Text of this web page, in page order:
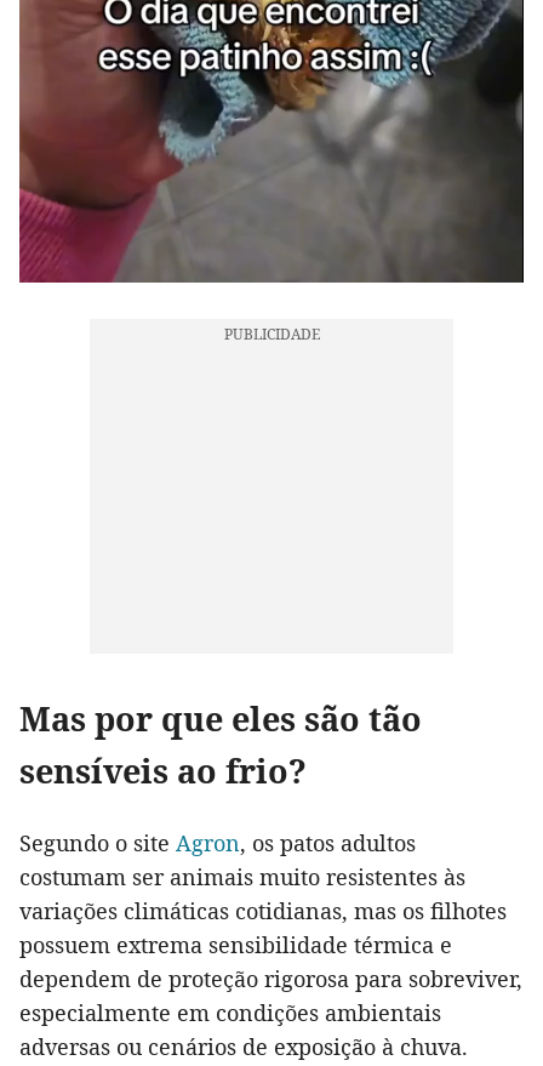
Mas por que eles são tão
sensíveis ao frio?
Segundo o site Agron, os patos adultos
costumam ser animais muito resistentes às
variações climáticas cotidianas, mas os filhotes
possuem extrema sensibilidade térmica e
dependem de proteção rigorosa para sobreviver,
especialmente em condições ambientais
adversas ou cenários de exposição à chuva.